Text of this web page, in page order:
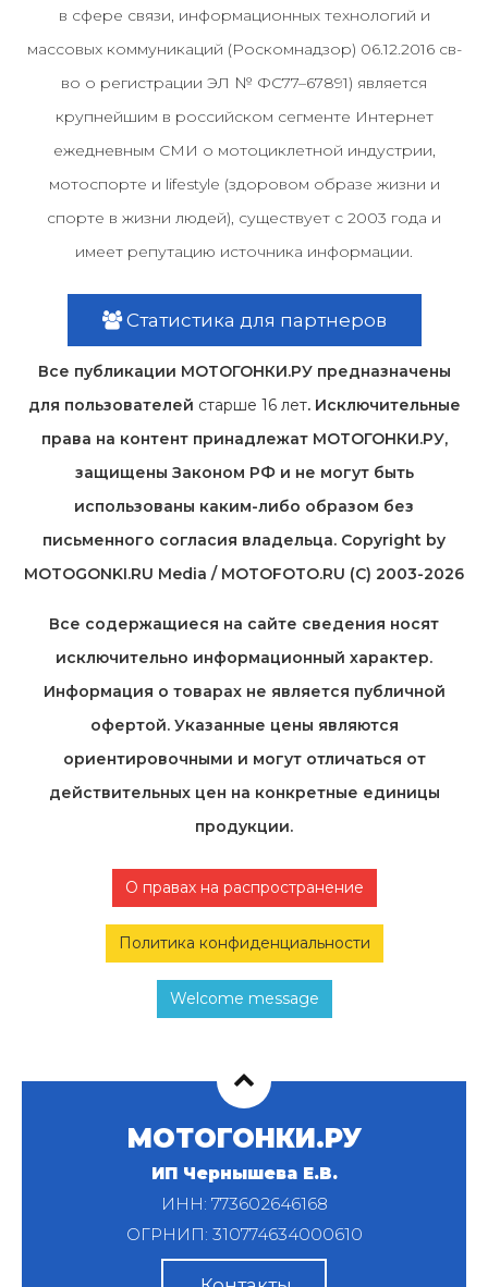
в сфере связи, информационных технологий и
массовых коммуникаций (Роскомнадзор) 06.12.2016 св-
во о регистрации ЭЛ № ФС77–67891) является
крупнейшим в российском сегменте Интернет
ежедневным СМИ о мотоциклетной индустрии,
мотоспорте и lifestyle (здоровом образе жизни и
спорте в жизни людей), существует с 2003 года и
имеет репутацию источника информации.
Статистика для партнеров
Все публикации МОТОГОНКИ.РУ предназначены
для пользователей старше 16 лет. Исключительные
права на контент принадлежат МОТОГОНКИ.РУ,
защищены Законом РФ и не могут быть
использованы каким-либо образом без
письменного согласия владельца. Copyright by
MOTOGONKI.RU Media / MOTOFOTO.RU (C) 2003-2026
Все содержащиеся на cайте сведения носят
исключительно информационный характер.
Информация о товарах не является публичной
офертой. Указанные цены являются
ориентировочными и могут отличаться от
действительных цен на конкретные единицы
продукции.
О правах на распространение
Политика конфиденциальности
Welcome message
МОТОГОНКИ.РУ
ИП Чернышева Е.В.
ИНН: 773602646168
ОГРНИП: 310774634000610